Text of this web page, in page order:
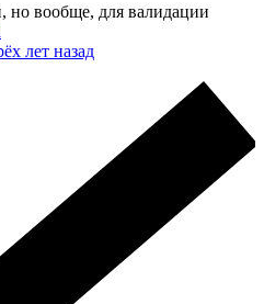
но вообще, для валидации
лет назад